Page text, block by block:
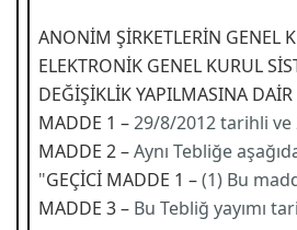
ANONİM ŞİRKETLERİN GENEL
ELEKTRONİK GENEL KURUL
DEĞİŞİKLİK YAPILMASINA DAİR
MADDE 1 –29/8/2012 tarihli
MADDE 2 –Aynı Tebliğe
"GEÇİCİ MADDE 1 –(1) Bu
MADDE 3 – Bu Tebliğ yayımı